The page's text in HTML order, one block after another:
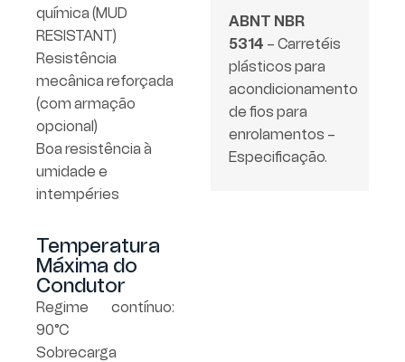
química (MUD
RESISTANT)
Resistência
mecânica reforçada
(com armação
opcional)
Boa resistência à
umidade e
intempéries
Temperatura
Máxima do
Condutor
Regime contínuo:
90°C
Sobrecarga
ABNT NBR
5314 – Carretéis
plásticos para
acondicionamento
de fios para
enrolamentos –
Especificação.